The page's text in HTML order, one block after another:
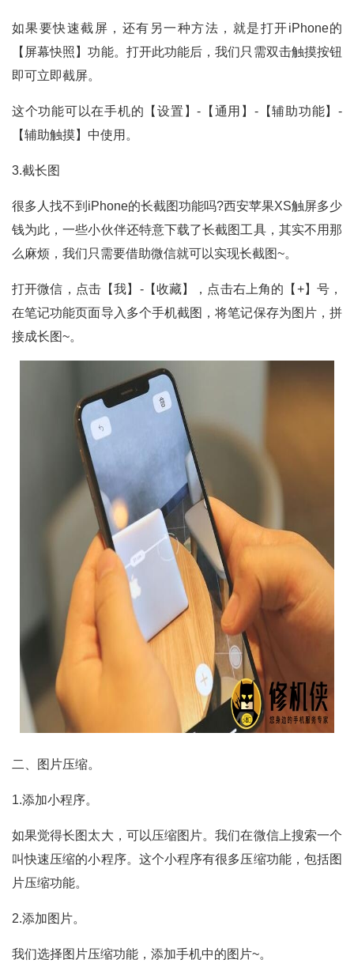
如果要快速截屏，还有另一种方法，就是打开iPhone的
【屏幕快照】功能。打开此功能后，我们只需双击触摸按钮
即可立即截屏。
这个功能可以在手机的【设置】-【通用】-【辅助功能】-
【辅助触摸】中使用。
3.截长图
很多人找不到iPhone的长截图功能吗?西安苹果XS触屏多少
钱为此，一些小伙伴还特意下载了长截图工具，其实不用那
么麻烦，我们只需要借助微信就可以实现长截图~。
打开微信，点击【我】-【收藏】，点击右上角的【+】号，
在笔记功能页面导入多个手机截图，将笔记保存为图片，拼
接成长图~。
二、图片压缩。
1.添加小程序。
如果觉得长图太大，可以压缩图片。我们在微信上搜索一个
叫快速压缩的小程序。这个小程序有很多压缩功能，包括图
片压缩功能。
2.添加图片。
我们选择图片压缩功能，添加手机中的图片~。